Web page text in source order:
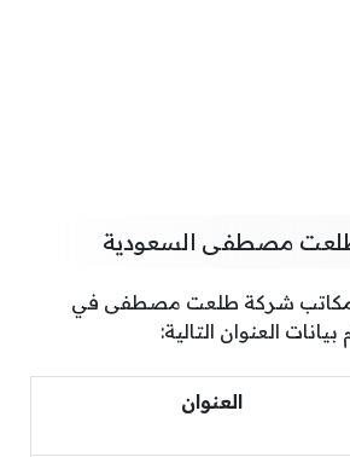
مصطفى السعودية
مكاتب شركة طلعت مصطفى في
العنوان التالية:
العنوان